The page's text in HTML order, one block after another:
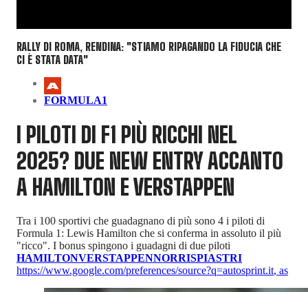
RALLY DI ROMA, RENDINA: "STIAMO RIPAGANDO LA FIDUCIA CHE
CI È STATA DATA"
FORMULA1
I PILOTI DI F1 PIÙ RICCHI NEL
2025? DUE NEW ENTRY ACCANTO
A HAMILTON E VERSTAPPEN
Tra i 100 sportivi che guadagnano di più sono 4 i piloti di
Formula 1: Lewis Hamilton che si conferma in assoluto il più
"ricco". I bonus spingono i guadagni di due piloti
HAMILTONVERSTAPPENNORRISPIASTRI
https://www.google.com/preferences/source?q=autosprint.it, as